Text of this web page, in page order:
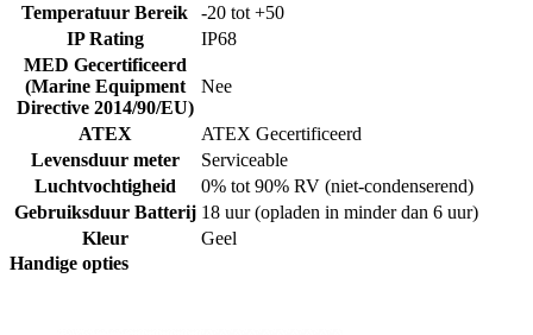
Temperatuur Bereik
-20 tot +50
IP Rating
IP68
MED Gecertificeerd
(Marine Equipment
Directive 2014/90/EU)
Nee
ATEX
ATEX Gecertificeerd
Levensduur meter
Serviceable
Luchtvochtigheid
0% tot 90% RV (niet-condenserend)
Gebruiksduur Batterij 18 uur (opladen in minder dan 6 uur)
Kleur
Geel
Handige opties